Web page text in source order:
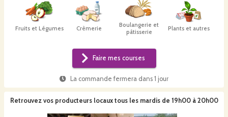
Fruits et Légumes Crèmerie
Boulangerie et
pâtisserie
Plants et autres
Faire mes courses
La commande fermera dans 1 jour
Retrouvez vos producteurs locaux tous les mardis de 19h00 à 20h00